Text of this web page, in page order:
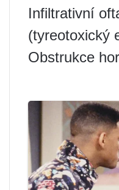
Infiltrativní
(tyreotoxický
Obstrukce